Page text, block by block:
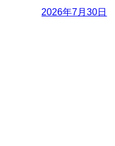
2026年7月30日